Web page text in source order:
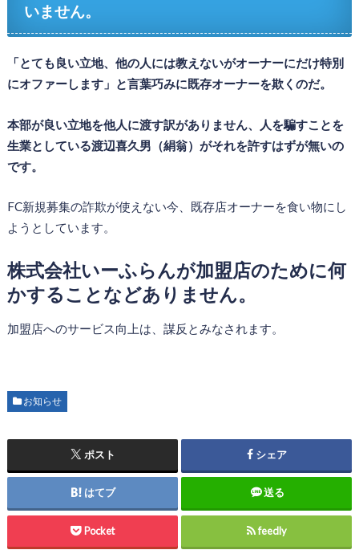
いません。
「とても良い立地、他の人には教えないがオーナーにだけ特別
にオファーします」と言葉巧みに既存オーナーを欺くのだ。
本部が良い立地を他人に渡す訳がありません、人を騙すことを
生業としている渡辺喜久男（絹翁）がそれを許すはずが無いの
です。
FC新規募集の詐欺が使えない今、既存店オーナーを食い物にし
ようとしています。
株式会社いーふらんが加盟店のために何
かすることなどありません。
加盟店へのサービス向上は、謀反とみなされます。
お知らせ
ポスト シェア
はてブ 送る
Pocket feedly